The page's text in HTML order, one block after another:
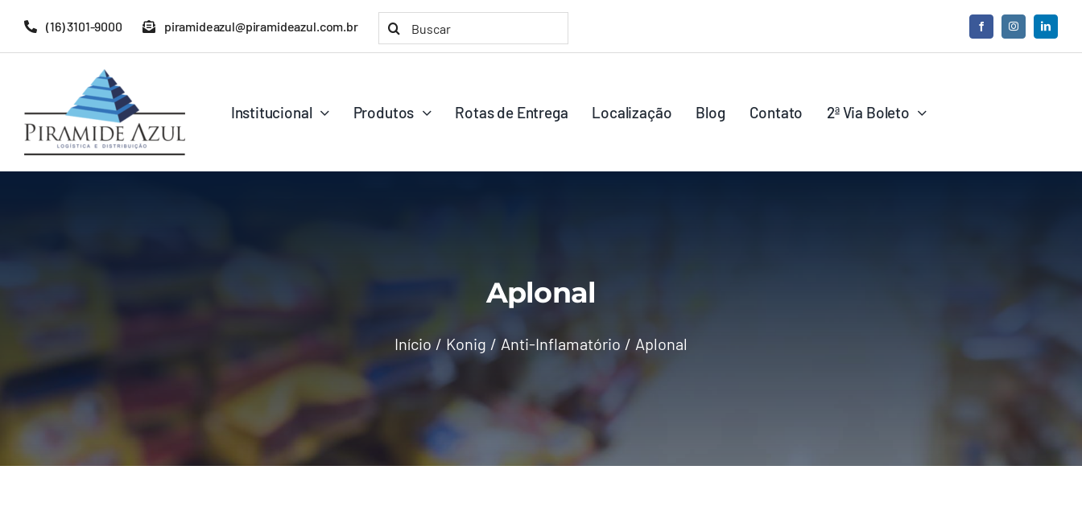
(16) 3101-9000 piramideazul@piramideazul.com.br
Buscar
resultados
Institucional Produtos Rotas de Entrega Localização Blog Contato 2ª Via Boleto
Aplonal
Início Konig Anti-Inflamatório Aplonal